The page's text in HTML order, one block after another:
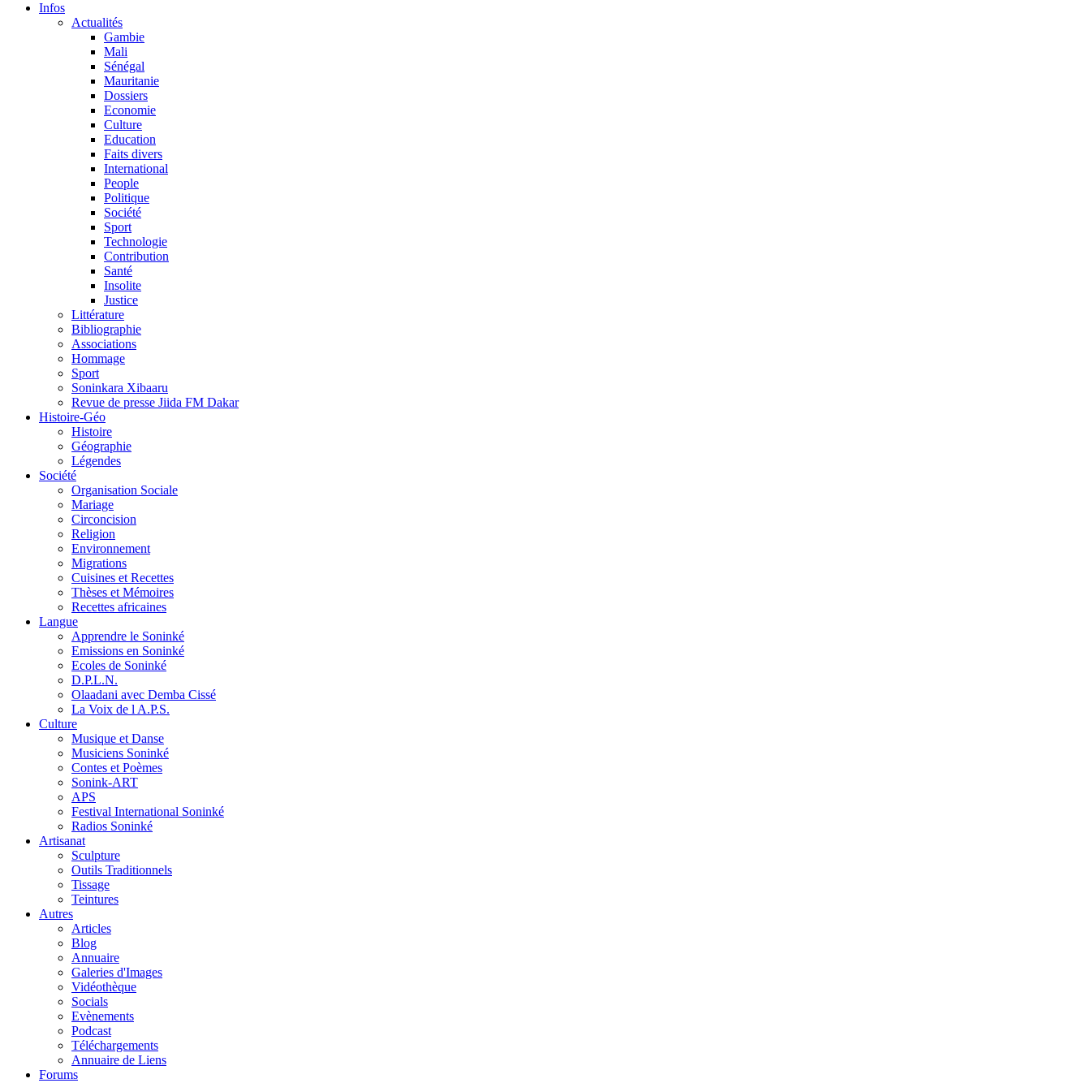
Infos
Actualités
Gambie
Mali
Sénégal
Mauritanie
Dossiers
Economie
Culture
Education
Faits divers
International
People
Politique
Société
Sport
Technologie
Contribution
Santé
Insolite
Justice
Littérature
Bibliographie
Associations
Hommage
Sport
Soninkara Xibaaru
Revue de presse Jiida FM Dakar
Histoire-Géo
Histoire
Géographie
Légendes
Société
Organisation Sociale
Mariage
Circoncision
Religion
Environnement
Migrations
Cuisines et Recettes
Thèses et Mémoires
Recettes africaines
Langue
Apprendre le Soninké
Emissions en Soninké
Ecoles de Soninké
D.P.L.N.
Olaadani avec Demba Cissé
La Voix de l A.P.S.
Culture
Musique et Danse
Musiciens Soninké
Contes et Poèmes
Sonink-ART
APS
Festival International Soninké
Radios Soninké
Artisanat
Sculpture
Outils Traditionnels
Tissage
Teintures
Autres
Articles
Blog
Annuaire
Galeries d'Images
Vidéothèque
Socials
Evènements
Podcast
Téléchargements
Annuaire de Liens
Forums